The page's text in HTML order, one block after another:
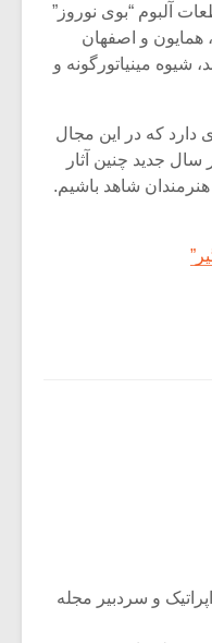
آلبوم “بوی نوروز”
همایون و اصفهان
شیوه مینیاتورگونه و
دارد که در این مجال
سال جدید چنین آثار
شاهد باشیم.
اپراتیک و سردبیر مجله